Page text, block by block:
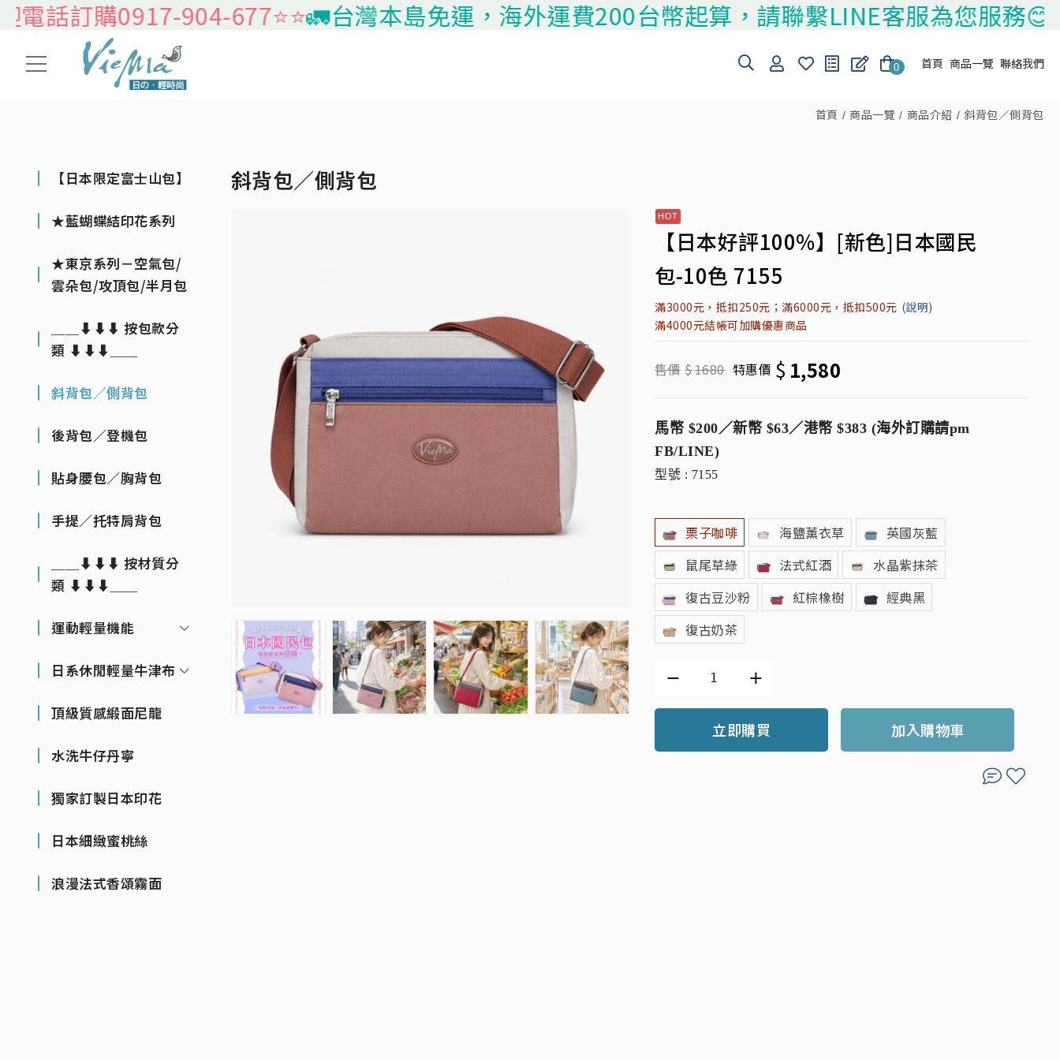
購0917-904-677⭐️⭐️🚛台灣本島免運，海外運費200台幣起算，請聯繫LINE客服為您服務😊
0 首頁 商品一覽 聯絡我們
首頁 商品一覽 商品介紹 斜背包／側背包
【日本限定富士山包】
★藍蝴蝶結印花系列
★東京系列－空氣包/
雲朵包/攻頂包/半月包
＿＿⬇⬇⬇ 按包款分
類 ⬇⬇⬇＿＿
斜背包／側背包
後背包／登機包
貼身腰包／胸背包
手提／托特肩背包
＿＿⬇⬇⬇ 按材質分
類 ⬇⬇⬇＿＿
運動輕量機能
日系休閒輕量牛津布
頂級質感緞面尼龍
水洗牛仔丹寧
獨家訂製日本印花
日本細緻蜜桃絲
浪漫法式香頌霧面
斜背包／側背包
【日本好評100%】[新色]日本國民
包-10色 7155
滿3000元，抵扣250元；滿6000元，抵扣500元 (說明)
滿4000元結帳可加購優惠商品
售價 $1680 特惠價 $ 1,580
馬幣 $200／新幣 $63／港幣 $383 (海外訂購請pm
FB/LINE)
型號 : 7155
栗子咖啡 海鹽薰衣草
英國灰藍
鼠尾草綠
法式紅酒
水晶紫抹茶
復古豆沙粉
紅棕橡樹
經典黑
復古奶茶
立即購買 加入購物車